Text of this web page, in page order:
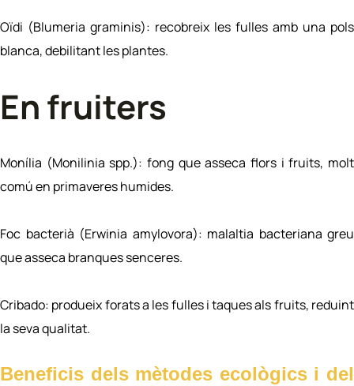
Oïdi (Blumeria graminis): recobreix les fulles amb una pols
blanca, debilitant les plantes.
En fruiters
Monília (Monilinia spp.): fong que asseca flors i fruits, molt
comú en primaveres humides.
Foc bacterià (Erwinia amylovora): malaltia bacteriana greu
que asseca branques senceres.
Cribado: produeix forats a les fulles i taques als fruits, reduint
la seva qualitat.
Beneficis dels mètodes ecològics i del